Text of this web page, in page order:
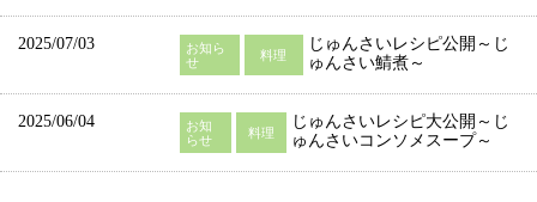
2025/07/03
お知ら
せ
料理
じゅんさいレシピ公開～じ
ゅんさい鯖煮～
2025/06/04
お知
らせ
料理
じゅんさいレシピ大公開～じ
ゅんさいコンソメスープ～